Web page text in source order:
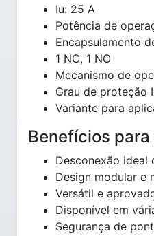
Iu: 25 A
Potência de
Encapsulamento
1 NC, 1 NO
Mecanismo de
Grau de proteção
Variante para
Benefícios
Desconexão
Design modular e
Versátil e
Disponível em
Segurança de